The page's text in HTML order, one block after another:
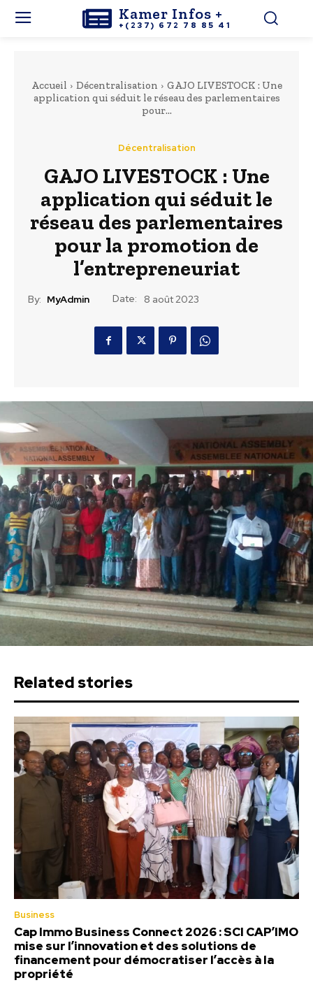
Kamer Infos +
+(237) 672 78 85 41
Accueil Décentralisation
GAJO LIVESTOCK : Une
application qui séduit le réseau des parlementaires
pour...
Décentralisation
GAJO LIVESTOCK : Une
application qui séduit le
réseau des parlementaires
pour la promotion de
l’entrepreneuriat
By: MyAdmin Date: 8 août 2023
Related stories
Business
Cap Immo Business Connect 2026 : SCI CAP’IMO
mise sur l’innovation et des solutions de
financement pour démocratiser l’accès à la
propriété